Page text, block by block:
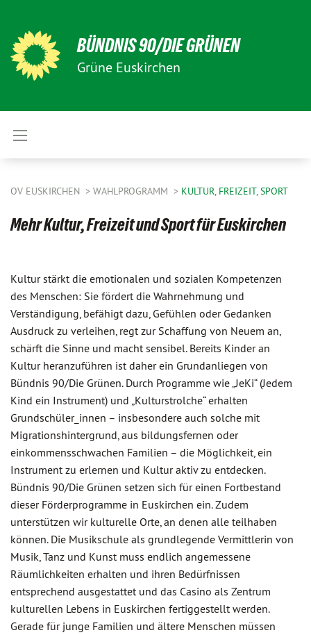
BÜNDNIS 90/DIE GRÜNEN
Grüne Euskirchen
OV EUSKIRCHEN WAHLPROGRAMM KULTUR, FREIZEIT, SPORT
Mehr Kultur, Freizeit und Sport für Euskirchen
Kultur stärkt die emotionalen und sozialen Kompetenzen
des Menschen: Sie fördert die Wahrnehmung und
Verständigung, befähigt dazu, Gefühlen oder Gedanken
Ausdruck zu verleihen, regt zur Schaffung von Neuem an,
schärft die Sinne und macht sensibel. Bereits Kinder an
Kultur heranzuführen ist daher ein Grundanliegen von
Bündnis 90/Die Grünen. Durch Programme wie „JeKi“ (Jedem
Kind ein Instrument) und „Kulturstrolche“ erhalten
Grundschüler_innen – insbesondere auch solche mit
Migrationshintergrund, aus bildungsfernen oder
einkommensschwachen Familien – die Möglichkeit, ein
Instrument zu erlernen und Kultur aktiv zu entdecken.
Bündnis 90/Die Grünen setzen sich für einen Fortbestand
dieser Förderprogramme in Euskirchen ein. Zudem
unterstützen wir kulturelle Orte, an denen alle teilhaben
können. Die Musikschule als grundlegende Vermittlerin von
Musik, Tanz und Kunst muss endlich angemessene
Räumlichkeiten erhalten und ihren Bedürfnissen
entsprechend ausgestattet und das Casino als Zentrum
kulturellen Lebens in Euskirchen fertiggestellt werden.
Gerade für junge Familien und ältere Menschen müssen